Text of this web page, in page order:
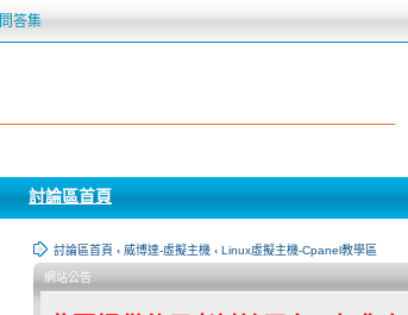
問答集
討論區首頁
討論區首頁 ‹ 威博達-虛擬主機 ‹ Linux虛擬主機-Cpanel教學區
網站公告